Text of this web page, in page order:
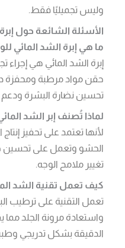
وليس تجميليًا فقط.
الأسئلة الشائعة حول
ما هي إبرة الشد المائي
إبرة الشد المائي هي إجراء
حقن مواد مرطبة ومحفزة
تحسين نضارة البشرة
لماذا تُصنف إبر الشد
لأنها تعتمد على تحفيز
الحشو وتعمل على تحسين
تغيير ملامح الوجه.
كيف تعمل تقنية الشد
تعمل التقنية على ترطيب
واستعادة مرونة الجلد
الدقيقة بشكل تدريجي